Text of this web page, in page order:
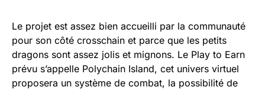
Le projet est assez bien accueilli par la communauté
pour son côté crosschain et parce que les petits
dragons sont assez jolis et mignons. Le Play to Earn
prévu s’appelle Polychain Island, cet univers virtuel
proposera un système de combat, la possibilité de